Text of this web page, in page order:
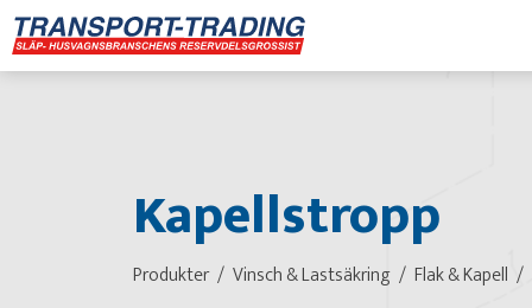
Kapellstropp
Produkter Vinsch & Lastsäkring Flak & Kapell